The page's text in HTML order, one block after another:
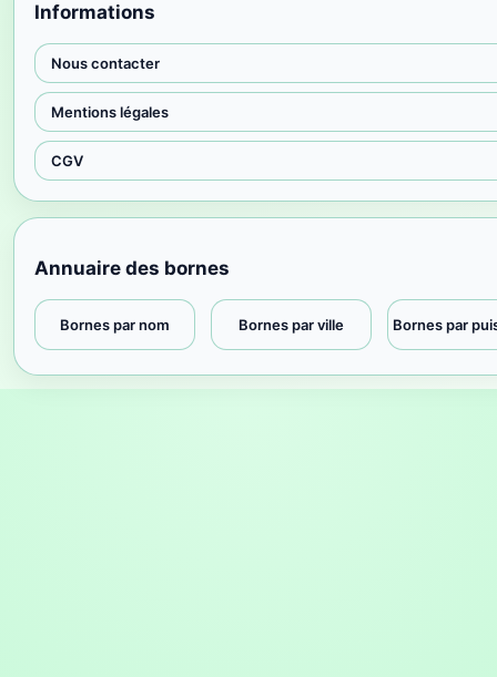
Informations
Nous contacter
Mentions légales
CGV
Annuaire des bornes
Bornes par nom Bornes par ville Bornes par